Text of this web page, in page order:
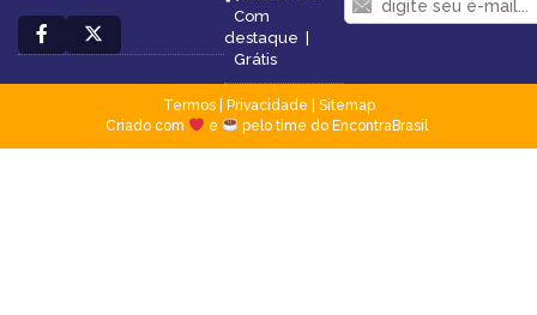
Com
destaque |
Grátis
Termos| Privacidade
Sitemap
Criado com
e pelo time do EncontraBrasil